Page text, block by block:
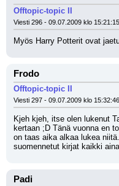
Offtopic-topic II
Viesti 296 - 09.07.2009 klo 15:21:15
Myös Harry Potterit ovat
Frodo
Offtopic-topic II
Viesti 297 - 09.07.2009 klo 15:32:46
Kjeh kjeh, itse olen lukenut
kertaan ;D Tänä vuonna en
on taas aika alkaa lukea
suomennetut kirjat kaikki
Padi